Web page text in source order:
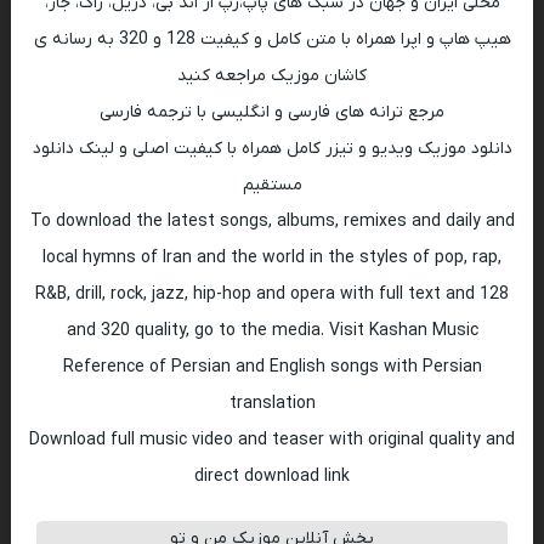
هیپ هاپ و اپرا همراه با متن کامل و کیفیت 128 و 320 به رسانه ی
کاشان موزیک مراجعه کنید
مرجع ترانه های فارسی و انگلیسی با ترجمه فارسی
دانلود موزیک ویدیو و تیزر کامل همراه با کیفیت اصلی و لینک دانلود
مستقیم
To download the latest songs, albums, remixes and daily and
local hymns of Iran and the world in the styles of pop, rap,
R&B, drill, rock, jazz, hip-hop and opera with full text and 128
and 320 quality, go to the media. Visit Kashan Music
Reference of Persian and English songs with Persian
translation
Download full music video and teaser with original quality and
direct download link
پخش آنلاین موزیک من و تو